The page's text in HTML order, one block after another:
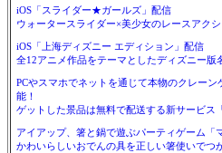
iOS「スライダー★ガールズ」配信
ウォータースライダー×美少女のレースアク
iOS「上海ディズニー エディション」配信
全12アニメ作品をテーマとしたディズニー版
PCやスマホでネットを通じて本物のクレーン
能！
ゲットした景品は無料で配送する新サービス
アイアップ、箸と鍋で遊ぶパーティゲーム「
かわいらしいおでんの具を正しい箸使いでつ